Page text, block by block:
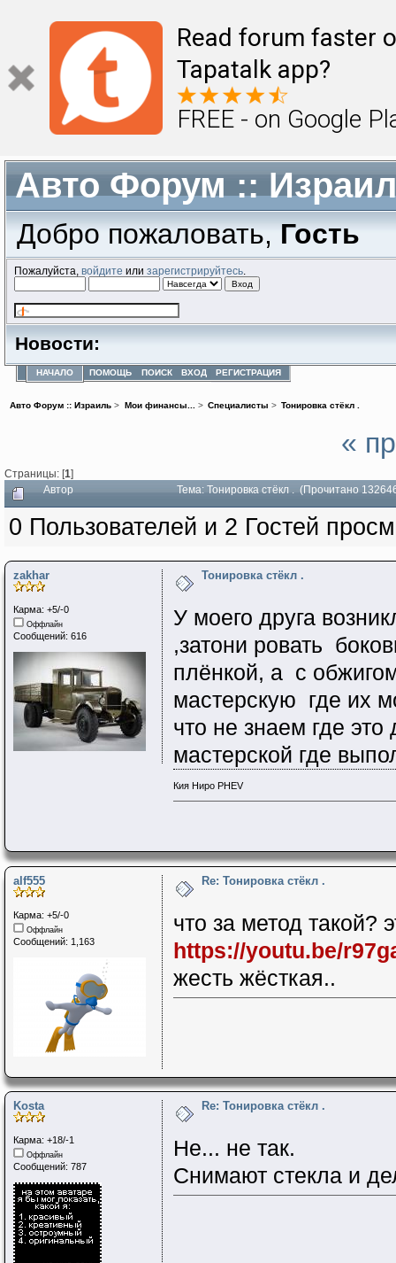
Read forum faster
Tapatalk app?
FREE - on Google
Авто Форум ::
Добро пожаловать,Гость
Пожалуйста,войдите илизарегистрируйтесь
Новости:
НАЧАЛО ПОМОЩЬ ПОИСК ВХОД РЕГИСТРАЦИЯ
Авто Форум :: Израиль > Мои финансы...> Специалисты > Тонировка стёкл .
«
Страницы: [1]
Автор Тема: Тонировка стёкл . (Прочитано
0 Пользователей и 2 Гостей
zakhar
Карма: +5/-0
Оффлайн
Сообщений: 616
Тонировка стёкл .
У моего друга
,затони ровать
плёнкой, а с
мастерскую где их
что не знаем где
мастерской где
Кия Ниро PHEV
alf555
Карма: +5/-0
Оффлайн
Сообщений: 1,163
Re: Тонировка стёкл .
что за метод такой?
https://youtu.be/
жесть жёсткая..
Kosta
Карма: +18/-1
Оффлайн
Сообщений: 787
Re: Тонировка стёкл .
Не... не так.
Снимают стекла и